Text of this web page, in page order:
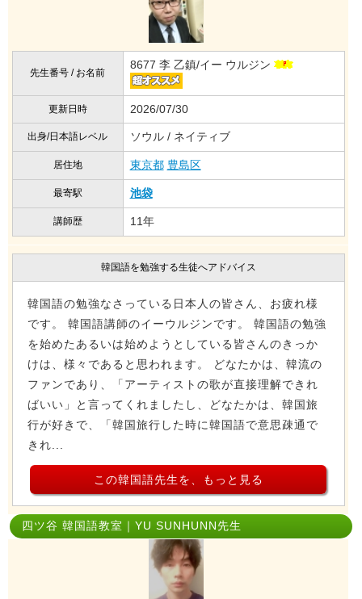
先生番号 / お名前
8677 李 乙鎮/イー ウルジン
更新日時 2026/07/30
出身/日本語レベル ソウル / ネイティブ
居住地 東京都 豊島区
最寄駅 池袋
講師歴 11年
韓国語を勉強する生徒へアドバイス
韓国語の勉強なさっている日本人の皆さん、お疲れ様
です。 韓国語講師のイーウルジンです。 韓国語の勉強
を始めたあるいは始めようとしている皆さんのきっか
けは、様々であると思われます。 どなたかは、韓流の
ファンであり、「アーティストの歌が直接理解できれ
ばいい」と言ってくれましたし、どなたかは、韓国旅
行が好きで、「韓国旅行した時に韓国語で意思疎通で
きれ...
この韓国語先生を、もっと見る
四ツ谷 韓国語教室｜YU SUNHUNN先生